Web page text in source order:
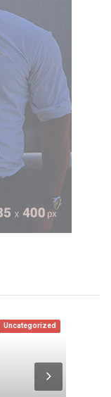
Uncategorized
Entertainment
Gallery Post Format